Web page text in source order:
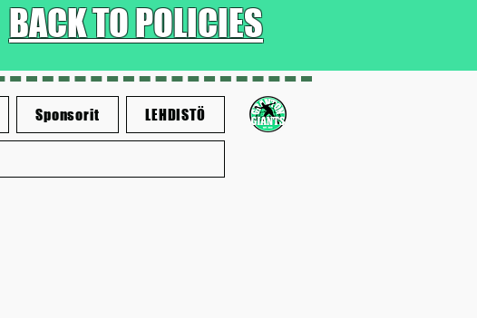
BACK TO POLICIES
Sponsorit LEHDISTÖ